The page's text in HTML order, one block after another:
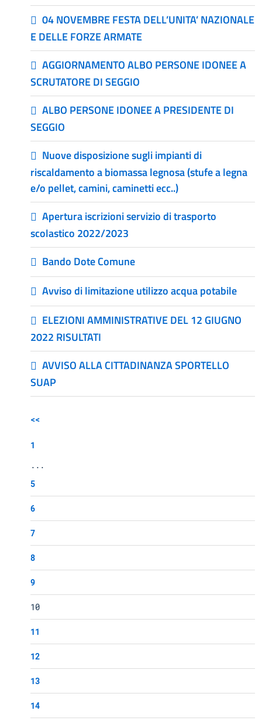
04 NOVEMBRE FESTA DELL’UNITA’ NAZIONALE
E DELLE FORZE ARMATE
AGGIORNAMENTO ALBO PERSONE IDONEE A
SCRUTATORE DI SEGGIO
ALBO PERSONE IDONEE A PRESIDENTE DI
SEGGIO
Nuove disposizione sugli impianti di
riscaldamento a biomassa legnosa (stufe a legna
e/o pellet, camini, caminetti ecc..)
Apertura iscrizioni servizio di trasporto
scolastico 2022/2023
Bando Dote Comune
Avviso di limitazione utilizzo acqua potabile
ELEZIONI AMMINISTRATIVE DEL 12 GIUGNO
2022 RISULTATI
AVVISO ALLA CITTADINANZA SPORTELLO
SUAP
<<
1
...
5
6
7
8
9
10
11
12
13
14